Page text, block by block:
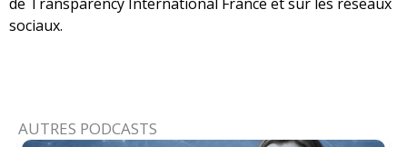
sociaux.
AUTRES PODCASTS